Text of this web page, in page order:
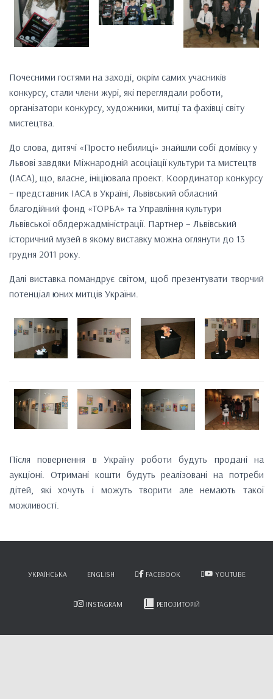
Почесними гостями на заході, окрім самих учасників
конкурсу, стали члени журі, які переглядали роботи,
організатори конкурсу, художники, митці та фахівці світу
мистецтва.
До слова, дитячі «Просто небилиці» знайшли собі домівку у
Львові завдяки Міжнародній асоціації культури та мистецтв
(IACA), що, власне, ініціювала проект. Координатор конкурсу
– представник IACA в Україні, Львівський обласний
благодійний фонд «ТОРБА» та Управління культури
Львівської облдержадміністрації. Партнер – Львівський
історичний музей в якому виставку можна оглянути до 13
грудня 2011 року.
Далі виставка помандрує світом, щоб презентувати творчий
потенціал юних митців України.
Після повернення в Україну роботи будуть продані на
аукціоні. Отримані кошти будуть реалізовані на потреби
дітей, які хочуть і можуть творити але немають такої
можливості.
УКРАЇНСЬКА ENGLISH FACEBOOK YOUTUBE
INSTAGRAM РЕПОЗИТОРІЙ